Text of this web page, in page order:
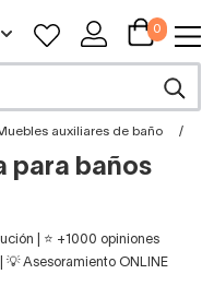
0
auxiliares de baño
para baños
| ⭐ +1000 opiniones
Asesoramiento ONLINE